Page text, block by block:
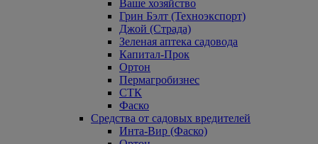
Ваше хозяйство
Грин Бэлт (Техноэкспорт)
Джой (Страда)
Зеленая аптека садовода
Капитал-Прок
Ортон
Пермагробизнес
СТК
Фаско
Средства от садовых вредителей
Инта-Вир (Фаско)